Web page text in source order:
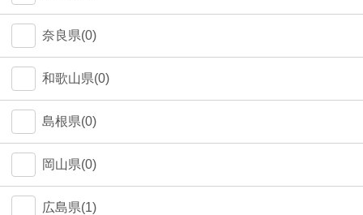
江東区(0)
奈良県(0)
和歌山県(0)
島根県(0)
岡山県(0)
広島県(1)